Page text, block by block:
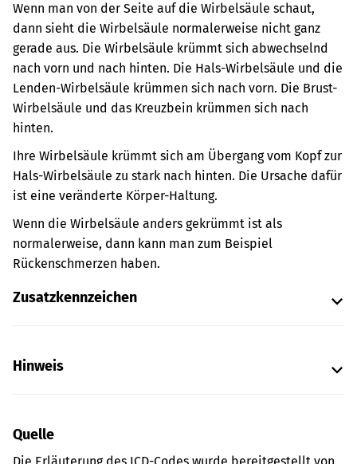
Wenn man von der Seite auf die Wirbelsäule schaut,
dann sieht die Wirbelsäule normalerweise nicht ganz
gerade aus. Die Wirbelsäule krümmt sich abwechselnd
nach vorn und nach hinten. Die Hals-Wirbelsäule und die
Lenden-Wirbelsäule krümmen sich nach vorn. Die Brust-
Wirbelsäule und das Kreuzbein krümmen sich nach
hinten.
Ihre Wirbelsäule krümmt sich am Übergang vom Kopf zur
Hals-Wirbelsäule zu stark nach hinten. Die Ursache dafür
ist eine veränderte Körper-Haltung.
Wenn die Wirbelsäule anders gekrümmt ist als
normalerweise, dann kann man zum Beispiel
Rückenschmerzen haben.
Zusatzkennzeichen
Hinweis
Quelle